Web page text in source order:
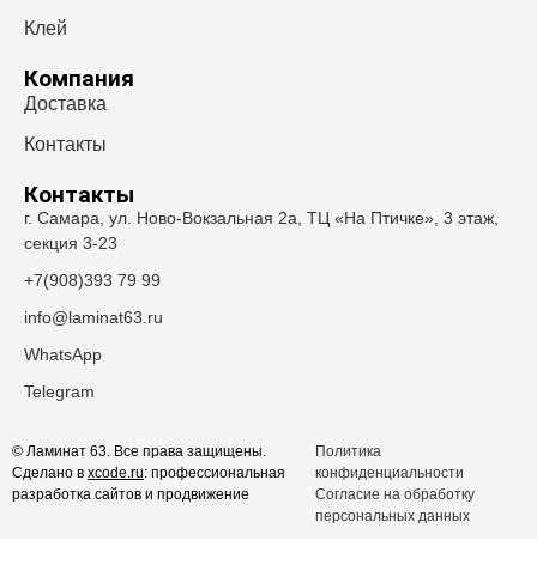
Клей
Компания
Доставка
Контакты
Контакты
г. Самара, ул. Ново-Вокзальная 2а, ТЦ «На Птичке», 3 этаж,
секция 3-23
+7(908)393 79 99
info@laminat63.ru
WhatsApp
Telegram
© Ламинат 63. Все права защищены.
Сделано в xcode.ru: профессиональная
разработка сайтов и продвижение
Политика
конфиденциальности
Согласие на обработку
персональных данных